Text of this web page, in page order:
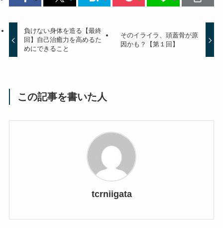
負けない身体を造る【最終
回】自己治癒力を高めるた
めにできること
そのイライラ、頭蓋骨が原
因かも？【第１回】
この記事を書いた人
tcrniigata